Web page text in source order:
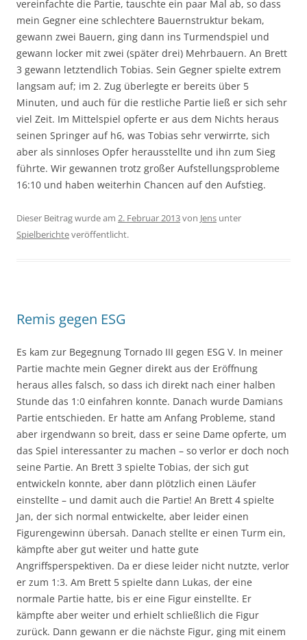
vereinfachte die Partie, tauschte ein paar Mal ab, so dass
mein Gegner eine schlechtere Bauernstruktur bekam,
gewann zwei Bauern, ging dann ins Turmendspiel und
gewann locker mit zwei (später drei) Mehrbauern. An Brett
3 gewann letztendlich Tobias. Sein Gegner spielte extrem
langsam auf; im 2. Zug überlegte er bereits über 5
Minuten, und auch für die restliche Partie ließ er sich sehr
viel Zeit. Im Mittelspiel opferte er aus dem Nichts heraus
seinen Springer auf h6, was Tobias sehr verwirrte, sich
aber als sinnloses Opfer herausstellte und ihn zum Sieg
führte. Wir gewannen trotz großer Aufstellungsprobleme
16:10 und haben weiterhin Chancen auf den Aufstieg.
Dieser Beitrag wurde am 2. Februar 2013von Jens unter
Spielberichteveröffentlicht.
Remis gegen ESG
Es kam zur Begegnung Tornado III gegen ESG V. In meiner
Partie machte mein Gegner direkt aus der Eröffnung
heraus alles falsch, so dass ich direkt nach einer halben
Stunde das 1:0 einfahren konnte. Danach wurde Damians
Partie entschieden. Er hatte am Anfang Probleme, stand
aber irgendwann so breit, dass er seine Dame opferte, um
das Spiel interessanter zu machen – so verlor er doch noch
seine Partie. An Brett 3 spielte Tobias, der sich gut
entwickeln konnte, aber dann plötzlich einen Läufer
einstellte – und damit auch die Partie! An Brett 4 spielte
Jan, der sich normal entwickelte, aber leider einen
Figurengewinn übersah. Danach stellte er einen Turm ein,
kämpfte aber gut weiter und hatte gute
Angriffsperspektiven. Da er diese leider nicht nutzte, verlor
er zum 1:3. Am Brett 5 spielte dann Lukas, der eine
normale Partie hatte, bis er eine Figur einstellte. Er
kämpfte aber weiter und erhielt schließlich die Figur
zurück. Dann gewann er die nächste Figur, ging mit einem